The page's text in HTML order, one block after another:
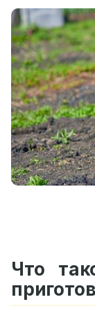
Что